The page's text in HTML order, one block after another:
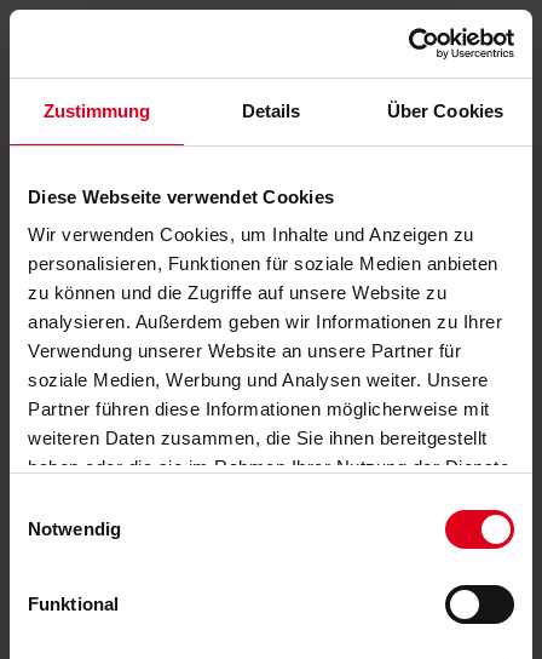
Zustimmung Details Über Cookies
Diese Webseite verwendet Cookies
Wir verwenden Cookies, um Inhalte und Anzeigen zu
personalisieren, Funktionen für soziale Medien anbieten
zu können und die Zugriffe auf unsere Website zu
analysieren. Außerdem geben wir Informationen zu Ihrer
Verwendung unserer Website an unsere Partner für
soziale Medien, Werbung und Analysen weiter. Unsere
Partner führen diese Informationen möglicherweise mit
weiteren Daten zusammen, die Sie ihnen bereitgestellt
haben oder die sie im Rahmen Ihrer Nutzung der Dienste
Notwendig
Funktional